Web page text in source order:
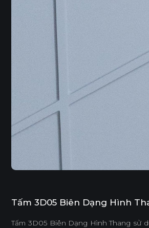
Tấm 3D05 Biên Dạng Hình
Tấm 3D05 Biên Dạng Hình Thang sử